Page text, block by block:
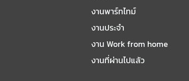
งานพาร์ทไทม์
งานประจำ
งาน Work from home
งานที่ผ่านไปแล้ว